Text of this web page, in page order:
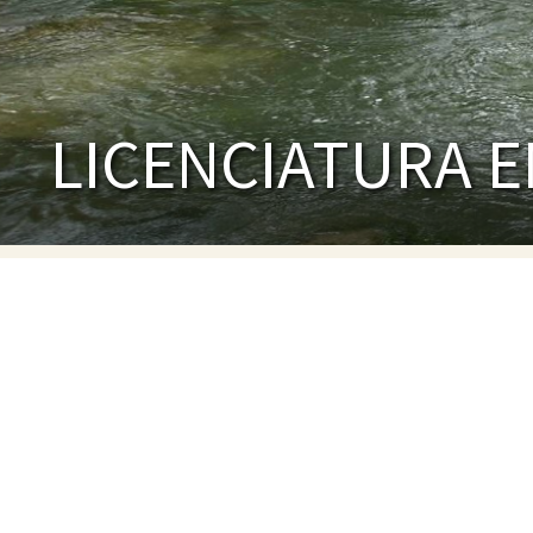
LICENCIATURA